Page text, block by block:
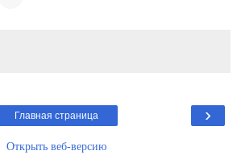
›
Главная страница
Открыть веб-версию